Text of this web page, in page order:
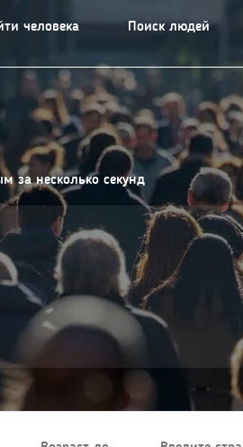
человека Поиск людей
за несколько секунд